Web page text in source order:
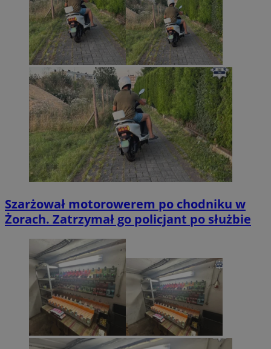
Szarżował motorowerem po chodniku w
Żorach. Zatrzymał go policjant po służbie